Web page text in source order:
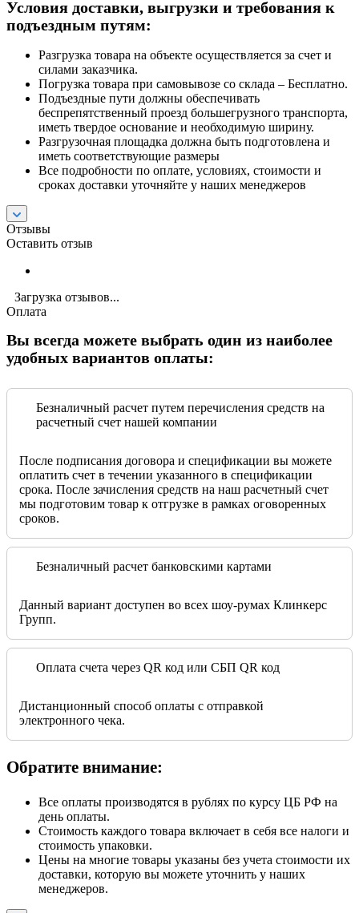
Условия доставки, выгрузки и требования к
подъездным путям:
Разгрузка товара на объекте осуществляется за счет и
силами заказчика.
Погрузка товара при самовывозе со склада – Бесплатно.
Подъездные пути должны обеспечивать
беспрепятственный проезд большегрузного транспорта,
иметь твердое основание и необходимую ширину.
Разгрузочная площадка должна быть подготовлена и
иметь соответствующие размеры
Все подробности по оплате, условиях, стоимости и
сроках доставки уточняйте у наших менеджеров
Отзывы
Оставить отзыв
Загрузка отзывов...
Оплата
Вы всегда можете выбрать один из наиболее
удобных вариантов оплаты:
Безналичный расчет путем перечисления средств на
расчетный счет нашей компании
После подписания договора и спецификации вы можете
оплатить счет в течении указанного в спецификации
срока. После зачисления средств на наш расчетный счет
мы подготовим товар к отгрузке в рамках оговоренных
сроков.
Безналичный расчет банковскими картами
Данный вариант доступен во всех шоу-румах Клинкерс
Групп.
Оплата счета через QR код или СБП QR код
Дистанционный способ оплаты с отправкой
электронного чека.
Обратите внимание:
Все оплаты производятся в рублях по курсу ЦБ РФ на
день оплаты.
Стоимость каждого товара включает в себя все налоги и
стоимость упаковки.
Цены на многие товары указаны без учета стоимости их
доставки, которую вы можете уточнить у наших
менеджеров.